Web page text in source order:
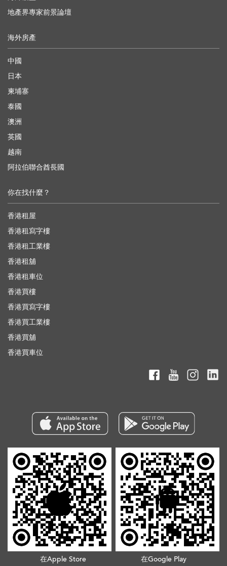
地產界專家前景論壇
海外房產
中國
日本
柬埔寨
泰國
澳洲
英國
越南
阿拉伯聯合酋長國
你在找什麼？
香港租屋
香港租寫字樓
香港租工業樓
香港租舖
香港租車位
香港買樓
香港買寫字樓
香港買工業樓
香港買舖
香港買車位
在Apple Store
在Google Play